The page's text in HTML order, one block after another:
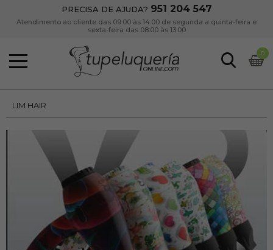
PRECISA DE AJUDA? 951 204 547
Atendimento ao cliente das 09:00 às 14:00 de segunda a quinta-feira e
sexta-feira das 08:00 às 13:00
0
LIM HAIR